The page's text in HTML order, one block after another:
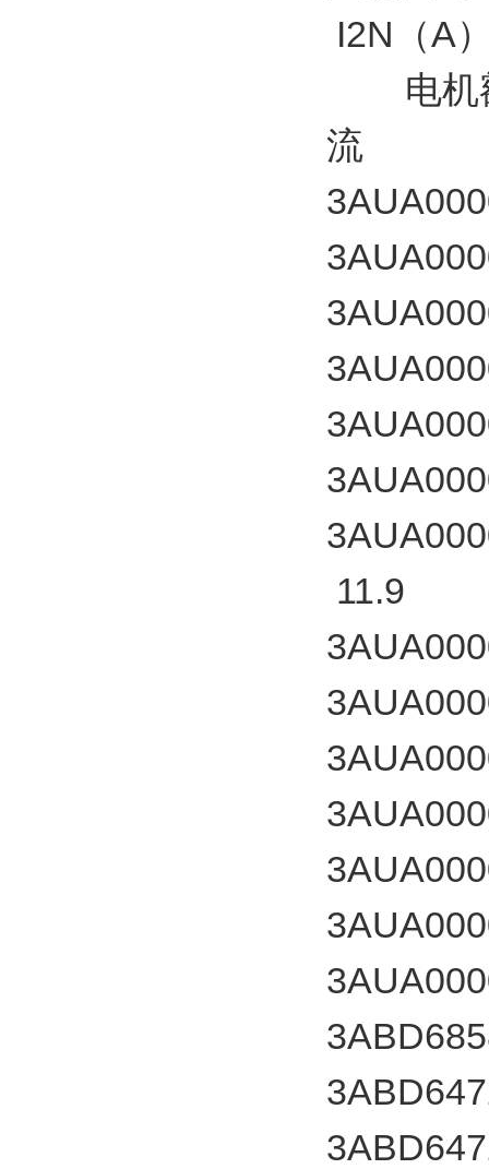
I2N（A
电机额
流
11.9